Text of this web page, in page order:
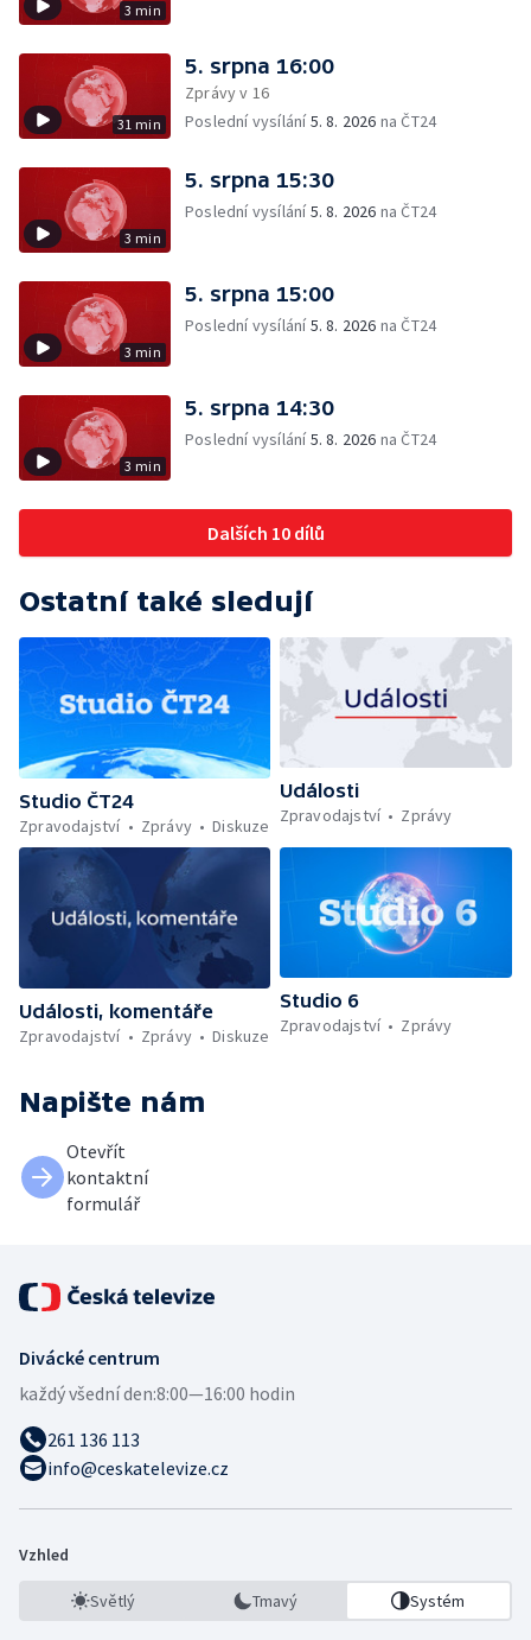
3 min
31 min
5. srpna 16:00
Zprávy v 16
Poslední vysílání5. 8. 2026 na ČT24
3 min
5. srpna 15:30
Poslední vysílání5. 8. 2026 na ČT24
3 min
5. srpna 15:00
Poslední vysílání5. 8. 2026 na ČT24
3 min
5. srpna 14:30
Poslední vysílání5. 8. 2026 na ČT24
Dalších 10 dílů
Ostatní také sledují
Studio ČT24
Zpravodajství
Zprávy Diskuze
Události
Zpravodajství
Zprávy
Události, komentáře
Zpravodajství
Zprávy Diskuze
Studio 6
Zpravodajství
Zprávy
Napište nám
Otevřít
kontaktní
formulář
Divácké centrum
každý všední den:8:00—16:00 hodin
261 136 113
info@ceskatelevize.cz
Vzhled
Světlý Tmavý Systém